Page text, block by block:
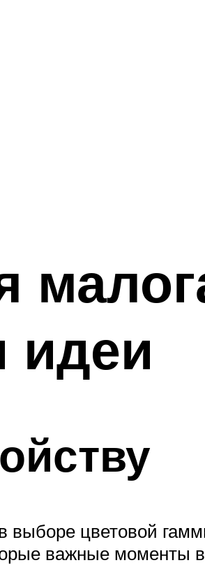
идеи
цветовой
важные моменты